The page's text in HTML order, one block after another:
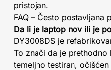
pristojan.
FAQ – Često postavljana
Da li je laptop nov ili je
DY3008DS je
To znači da je prethodno
temeljno testiran,